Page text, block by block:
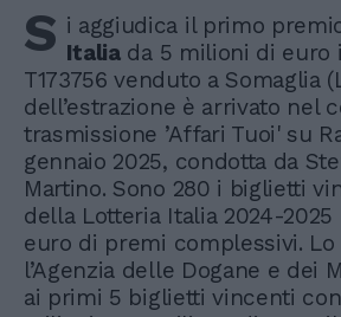
S i aggiudica il primo
Italiada 5 milioni di euro
T173756 venduto a Somaglia
dell’estrazione è arrivato nel
trasmissione ’Affari Tuoi' su
gennaio 2025, condotta da
Martino. Sono 280 i biglietti
della Lotteria Italia 2024-
euro di premi complessivi.
l’Agenzia delle Dogane e dei
ai primi 5 biglietti vincenti